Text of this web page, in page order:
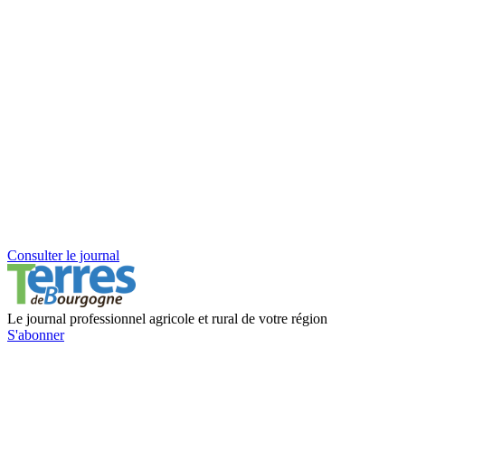
Consulter le journal
Le journal professionnel agricole et rural de votre région
S'abonner